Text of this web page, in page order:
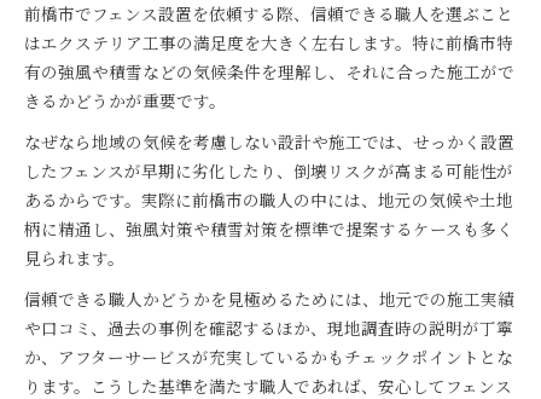
前橋市でフェンス設置を依頼する際、信頼できる職人を選ぶこと
はエクステリア工事の満足度を大きく左右します。特に前橋市特
有の強風や積雪などの気候条件を理解し、それに合った施工がで
きるかどうかが重要です。
なぜなら地域の気候を考慮しない設計や施工では、せっかく設置
したフェンスが早期に劣化したり、倒壊リスクが高まる可能性が
あるからです。実際に前橋市の職人の中には、地元の気候や土地
柄に精通し、強風対策や積雪対策を標準で提案するケースも多く
見られます。
信頼できる職人かどうかを見極めるためには、地元での施工実績
や口コミ、過去の事例を確認するほか、現地調査時の説明が丁寧
か、アフターサービスが充実しているかもチェックポイントとな
ります。こうした基準を満たす職人であれば、安心してフェンス